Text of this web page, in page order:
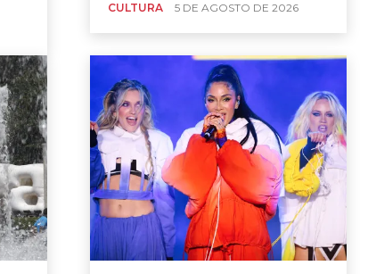
CULTURA 5 DE AGOSTO DE 2026